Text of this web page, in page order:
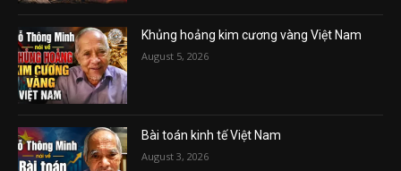
Khủng hoảng kim cương vàng Việt Nam
August 5, 2026
Bài toán kinh tế Việt Nam
August 3, 2026